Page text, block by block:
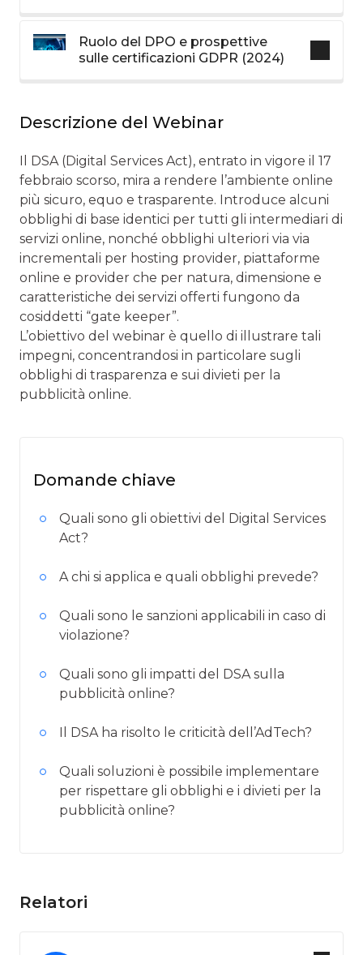
Ruolo del DPO e prospettive
sulle certificazioni GDPR (2024)
Descrizione del Webinar
Il DSA (Digital Services Act), entrato in vigore il 17
febbraio scorso, mira a rendere l’ambiente online
più sicuro, equo e trasparente. Introduce alcuni
obblighi di base identici per tutti gli intermediari di
servizi online, nonché obblighi ulteriori via via
incrementali per hosting provider, piattaforme
online e provider che per natura, dimensione e
caratteristiche dei servizi offerti fungono da
cosiddetti “gate keeper”.
L’obiettivo del webinar è quello di illustrare tali
impegni, concentrandosi in particolare sugli
obblighi di trasparenza e sui divieti per la
pubblicità online.
Domande chiave
Quali sono gli obiettivi del Digital Services
Act?
A chi si applica e quali obblighi prevede?
Quali sono le sanzioni applicabili in caso di
violazione?
Quali sono gli impatti del DSA sulla
pubblicità online?
Il DSA ha risolto le criticità dell’AdTech?
Quali soluzioni è possibile implementare
per rispettare gli obblighi e i divieti per la
pubblicità online?
Relatori